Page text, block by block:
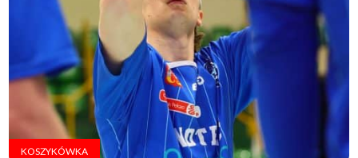
KOSZYKÓWKA